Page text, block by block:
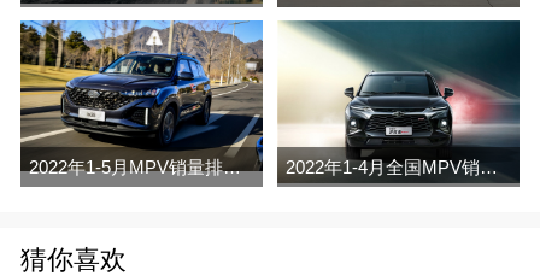
2022年1-5月MPV销量排行榜 2022年1-4月全国MPV销量排行榜完整版
猜你喜欢